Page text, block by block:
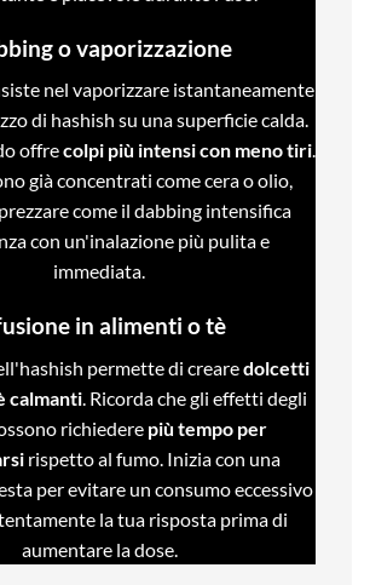
o vaporizzazione
nel vaporizzare istantaneamente
di hashish su una superficie calda.
offrecolpi più intensi con meno tiri.
già concentrati come cera o olio,
come il dabbing intensifica
con un'inalazione più pulita e
immediata.
in alimenti o tè
permette di crearedolcetti
calmanti. Ricorda che gli effetti degli
richiedere più tempo per
rispetto al fumo. Inizia con una
per evitare un consumo eccessivo
la tua risposta prima di
aumentare la dose.